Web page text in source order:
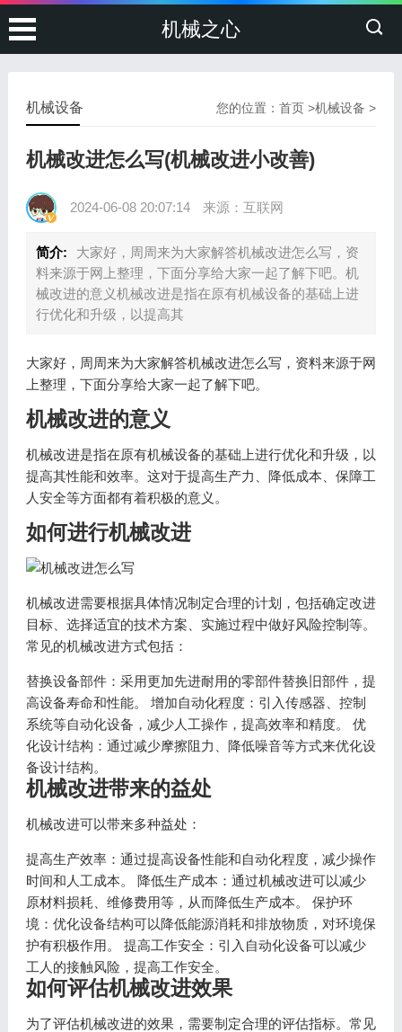
机械之心
您的位置：首页 >机械设备 >
机械设备
机械改进怎么写(机械改进小改善)
2024-06-08 20:07:14 来源：互联网
简介:
大家好，周周来为大家解答机械改进怎么写，资
料来源于网上整理，下面分享给大家一起了解下吧。机
械改进的意义机械改进是指在原有机械设备的基础上进
行优化和升级，以提高其
大家好，周周来为大家解答机械改进怎么写，资料来源于网
上整理，下面分享给大家一起了解下吧。
机械改进的意义
机械改进是指在原有机械设备的基础上进行优化和升级，以
提高其性能和效率。这对于提高生产力、降低成本、保障工
人安全等方面都有着积极的意义。
如何进行机械改进
机械改进需要根据具体情况制定合理的计划，包括确定改进
目标、选择适宜的技术方案、实施过程中做好风险控制等。
常见的机械改进方式包括：
替换设备部件：采用更加先进耐用的零部件替换旧部件，提
高设备寿命和性能。 增加自动化程度：引入传感器、控制
系统等自动化设备，减少人工操作，提高效率和精度。 优
化设计结构：通过减少摩擦阻力、降低噪音等方式来优化设
备设计结构。
机械改进带来的益处
机械改进可以带来多种益处：
提高生产效率：通过提高设备性能和自动化程度，减少操作
时间和人工成本。 降低生产成本：通过机械改进可以减少
原材料损耗、维修费用等，从而降低生产成本。 保护环
境：优化设备结构可以降低能源消耗和排放物质，对环境保
护有积极作用。 提高工作安全：引入自动化设备可以减少
工人的接触风险，提高工作安全。
如何评估机械改进效果
为了评估机械改进的效果，需要制定合理的评估指标。常见